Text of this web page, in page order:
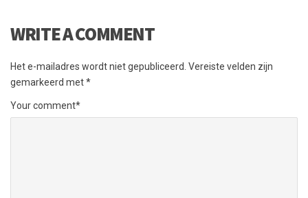
WRITE A COMMENT
Het e-mailadres wordt niet gepubliceerd. Vereiste velden zijn
gemarkeerd met*
Your comment*